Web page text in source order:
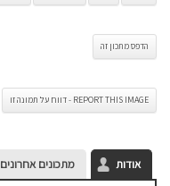
הדפס מתכון זה
REPORT THIS IMAGE - דווח על תמונה זו
אודות מתכונים אחרונים